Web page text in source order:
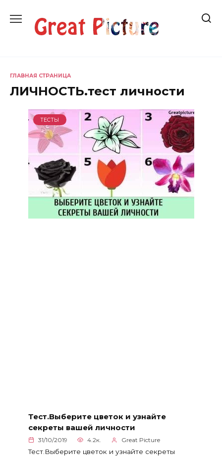
содержанию
ГЛАВНАЯ СТРАНИЦА
ЛИЧНОСТЬ.тест личности
ТЕСТЫ
Тест.Выберите цветок и узнайте
секреты вашей личности
31/10/2019 4.2к. Great Picture
Тест.Выберите цветок и узнайте секреты